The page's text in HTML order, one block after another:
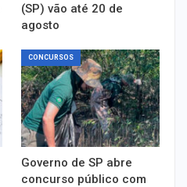
(SP) vão até 20 de
agosto
CONCURSOS
Governo de SP abre
concurso público com